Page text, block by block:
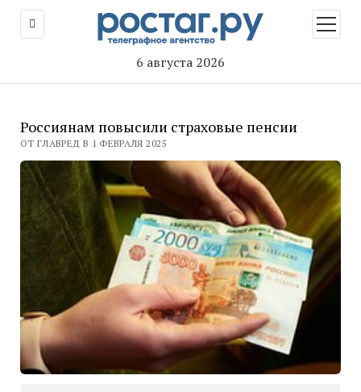
6 августа 2026
меню
Россиянам повысили страховые пенсии
ОТ ГЛАВРЕД В 1 ФЕВРАЛЯ 2025